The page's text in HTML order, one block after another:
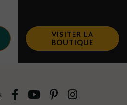
VISITER LA
BOUTIQUE